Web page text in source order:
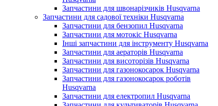
Запчастини для швонарізчиків Husqvarna
Запчастини для садової техніки Husqvarna
Запчастини для бензопил Husqvarna
Запчастини для мотокіс Husqvarna
Інші запчастини для інструменту Husqvarna
Запчастини для аераторів Husqvarna
Запчастини для висоторізів Husqvarna
Запчастини для газонокосарок Husqvarna
Запчастини для газонокосарок роботів
Husqvarna
Запчастини для електропил Husqvarna